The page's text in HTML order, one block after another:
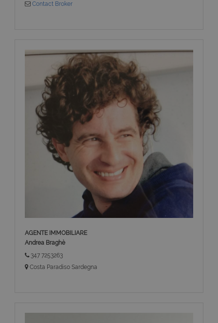
Contact Broker
AGENTE IMMOBILIARE
Andrea Braghè
347 7253263
Costa Paradiso Sardegna